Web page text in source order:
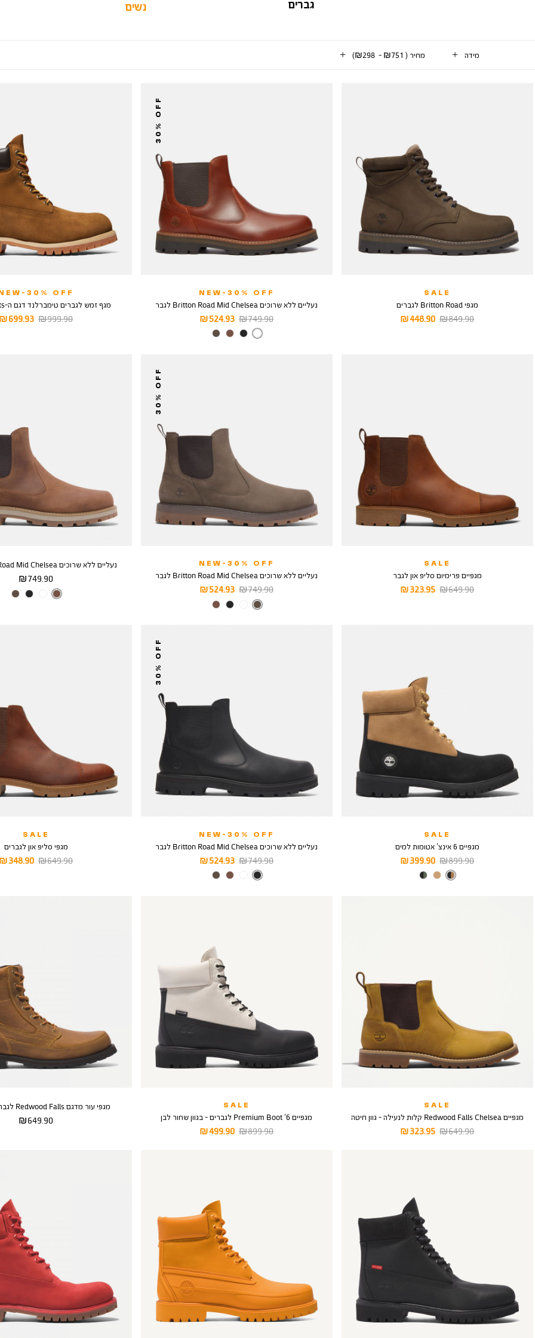
גברים נשים
מידה מחיר (
)
SALE
מגפי Britton Road לגברים
מחיר
448.90 ₪
מחיר
849.90 ₪
30% OFF
NEW-30% OFF
נעליים ללא שרוכים Britton Road Mid Chelsea לגבר
מחיר
מוצר
524.93 ₪
מחיר
רגיל
749.90 ₪
צבע
MEDIUM
30% OFF
מגף זמש לגברים טימברלנד דגם ה-Yellow Boots
מחיר
699.93 ₪
מחיר
999.90 ₪
SALE
מגפיים פרימיום סליפ און לגבר
מחיר
323.95 ₪
מחיר
649.90 ₪
30% OFF
NEW-30% OFF
נעליים ללא שרוכים Britton Road Mid Chelsea לגבר
מחיר
מוצר
524.93 ₪
מחיר
רגיל
749.90 ₪
צבע
MEDIUM
נעליים ללא שרוכים Britton Road Mid Chelsea לגבר
מחיר
מוצר
749.90 ₪
צבע
COPPER
SALE
מגפיים 6 אינצ’ אטומות למים
מחיר
מוצר
399.90 ₪
מחיר
899.90 ₪
צבע
BLACK-
30% OFF
NEW-30% OFF
נעליים ללא שרוכים Britton Road Mid Chelsea לגבר
מחיר
מוצר
524.93 ₪
מחיר
רגיל
749.90 ₪
צבע
BLACK
SALE
מגפי סליפ און לגברים
מחיר
348.90 ₪
מחיר
649.90 ₪
SALE
מגפיים Redwood Falls Chelsea קלות לנעילה - גוון חיטה
מחיר
323.95 ₪
מחיר
649.90 ₪
SALE
מגפיים 6’ Premium Boot לגברים - בגוון שחור לבן
מחיר
499.90 ₪
מחיר
899.90 ₪
מגפי עור מדגם Redwood Falls לגבר - בגוון חיטה
מחיר
649.90 ₪